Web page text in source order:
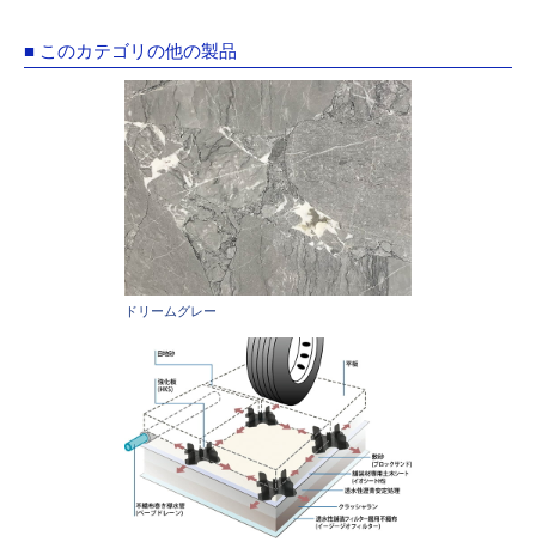
■ このカテゴリの他の製品
ドリームグレー